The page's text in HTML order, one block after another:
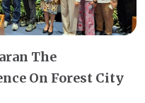
The
On Forest City